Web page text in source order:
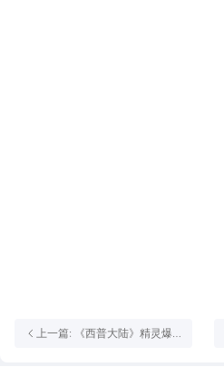
上一篇: 《西普大陆》精灵爆